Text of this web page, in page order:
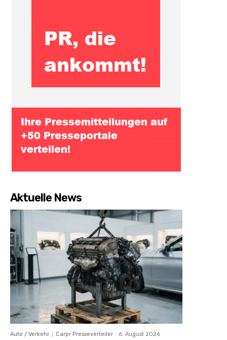
Aktuelle News
Auto / Verkehr Carpr Presseverteiler - 6. August 2026